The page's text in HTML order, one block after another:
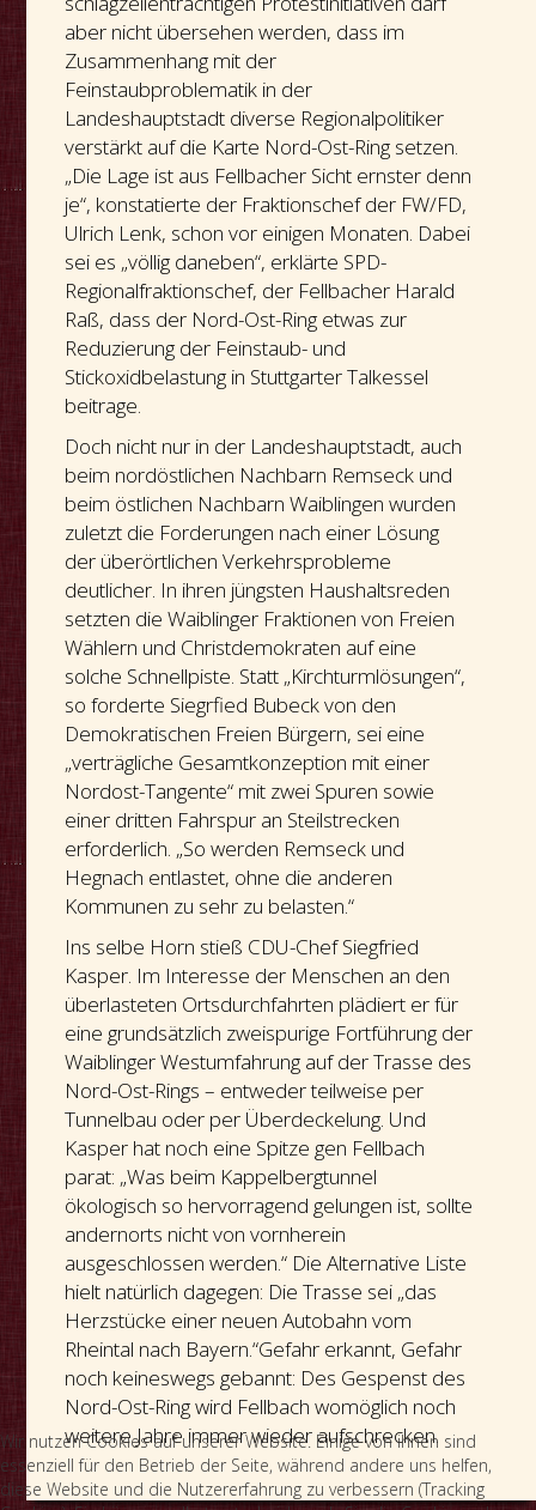
aber nicht übersehen werden, dass im
Zusammenhang mit der
Feinstaubproblematik in der
Landeshauptstadt diverse Regionalpolitiker
verstärkt auf die Karte Nord-Ost-Ring setzen.
„Die Lage ist aus Fellbacher Sicht ernster denn
je“, konstatierte der Fraktionschef der FW/FD,
Ulrich Lenk, schon vor einigen Monaten. Dabei
sei es „völlig daneben“, erklärte SPD-
Regionalfraktionschef, der Fellbacher Harald
Raß, dass der Nord-Ost-Ring etwas zur
Reduzierung der Feinstaub- und
Stickoxidbelastung in Stuttgarter Talkessel
beitrage.
Doch nicht nur in der Landeshauptstadt, auch
beim nordöstlichen Nachbarn Remseck und
beim östlichen Nachbarn Waiblingen wurden
zuletzt die Forderungen nach einer Lösung
der überörtlichen Verkehrsprobleme
deutlicher. In ihren jüngsten Haushaltsreden
setzten die Waiblinger Fraktionen von Freien
Wählern und Christdemokraten auf eine
solche Schnellpiste. Statt „Kirchturmlösungen“,
so forderte Siegrfied Bubeck von den
Demokratischen Freien Bürgern, sei eine
„verträgliche Gesamtkonzeption mit einer
Nordost-Tangente“ mit zwei Spuren sowie
einer dritten Fahrspur an Steilstrecken
erforderlich. „So werden Remseck und
Hegnach entlastet, ohne die anderen
Kommunen zu sehr zu belasten.“
Ins selbe Horn stieß CDU-Chef Siegfried
Kasper. Im Interesse der Menschen an den
überlasteten Ortsdurchfahrten plädiert er für
eine grundsätzlich zweispurige Fortführung der
Waiblinger Westumfahrung auf der Trasse des
Nord-Ost-Rings – entweder teilweise per
Tunnelbau oder per Überdeckelung. Und
Kasper hat noch eine Spitze gen Fellbach
parat: „Was beim Kappelbergtunnel
ökologisch so hervorragend gelungen ist, sollte
andernorts nicht von vornherein
ausgeschlossen werden.“ Die Alternative Liste
hielt natürlich dagegen: Die Trasse sei „das
Herzstücke einer neuen Autobahn vom
Rheintal nach Bayern.“Gefahr erkannt, Gefahr
noch keineswegs gebannt: Des Gespenst des
Nord-Ost-Ring wird Fellbach womöglich noch
weitere Jahre immer wieder aufschrecken.
Wir nutzen Cookies auf unserer Website. Einige von ihnen sind
essenziell für den Betrieb der Seite, während andere uns helfen,
diese Website und die Nutzererfahrung zu verbessern (Tracking